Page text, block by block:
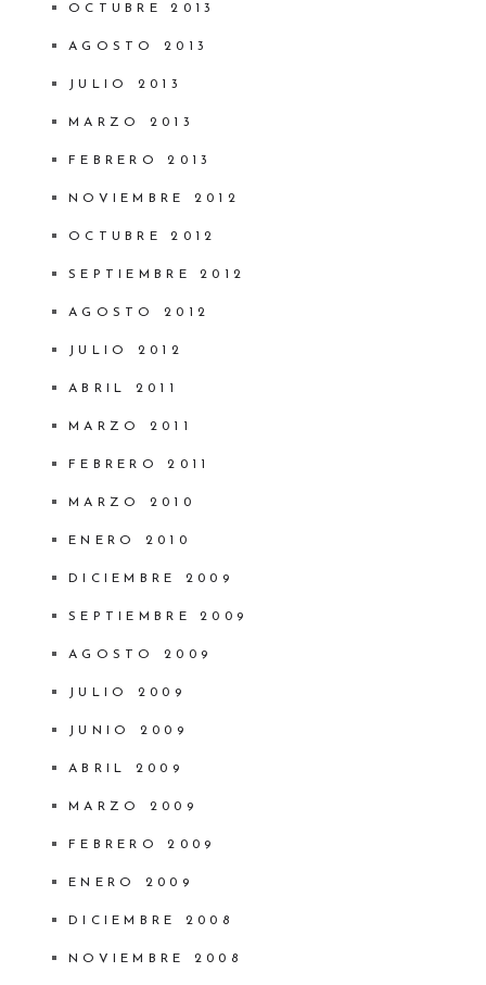
OCTUBRE 2013
AGOSTO 2013
JULIO 2013
MARZO 2013
FEBRERO 2013
NOVIEMBRE 2012
OCTUBRE 2012
SEPTIEMBRE 2012
AGOSTO 2012
JULIO 2012
ABRIL 2011
MARZO 2011
FEBRERO 2011
MARZO 2010
ENERO 2010
DICIEMBRE 2009
SEPTIEMBRE 2009
AGOSTO 2009
JULIO 2009
JUNIO 2009
ABRIL 2009
MARZO 2009
FEBRERO 2009
ENERO 2009
DICIEMBRE 2008
NOVIEMBRE 2008